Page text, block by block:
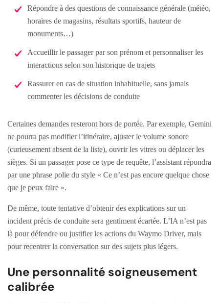
Répondre à des questions de connaissance générale (météo,
horaires de magasins, résultats sportifs, hauteur de
monuments…)
Accueillir le passager par son prénom et personnaliser les
interactions selon son historique de trajets
Rassurer en cas de situation inhabituelle, sans jamais
commenter les décisions de conduite
Certaines demandes resteront hors de portée. Par exemple, Gemini
ne pourra pas modifier l’itinéraire, ajuster le volume sonore
(curieusement absent de la liste), ouvrir les vitres ou déplacer les
sièges. Si un passager pose ce type de requête, l’assistant répondra
par une phrase polie du style « Ce n’est pas encore quelque chose
que je peux faire ».
De même, toute tentative d’obtenir des explications sur un
incident précis de conduite sera gentiment écartée. L’IA n’est pas
là pour défendre ou justifier les actions du Waymo Driver, mais
pour recentrer la conversation sur des sujets plus légers.
Une personnalité soigneusement
calibrée